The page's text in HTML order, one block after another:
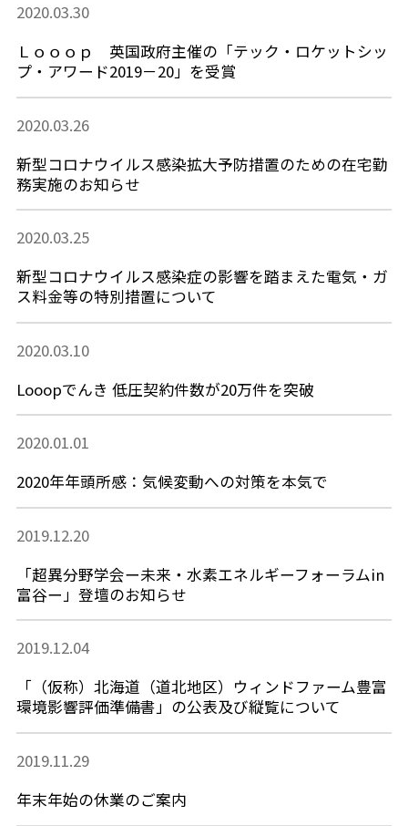
2020.03.30
Ｌｏｏｏｐ 英国政府主催の「テック・ロケットシッ
プ・アワード2019－20」を受賞
2020.03.26
新型コロナウイルス感染拡大予防措置のための在宅勤
務実施のお知らせ
2020.03.25
新型コロナウイルス感染症の影響を踏まえた電気・ガ
ス料金等の特別措置について
2020.03.10
Looopでんき 低圧契約件数が20万件を突破
2020.01.01
2020年年頭所感：気候変動への対策を本気で
2019.12.20
「超異分野学会ー未来・水素エネルギーフォーラムin
富谷ー」登壇のお知らせ
2019.12.04
「（仮称）北海道（道北地区）ウィンドファーム豊富
環境影響評価準備書」の公表及び縦覧について
2019.11.29
年末年始の休業のご案内